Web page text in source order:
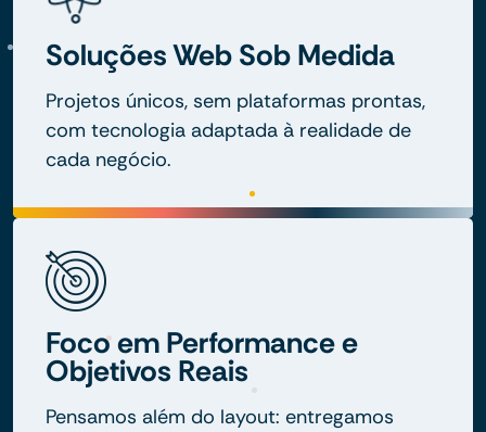
Soluções Web Sob Medida
Projetos únicos, sem plataformas prontas,
com tecnologia adaptada à realidade de
cada negócio.
Foco em Performance e
Objetivos Reais
Pensamos além do layout: entregamos